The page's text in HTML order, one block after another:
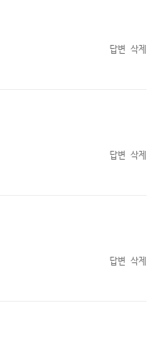
답변 삭제
답변 삭제
답변 삭제